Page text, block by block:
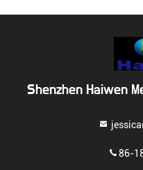
Shenzhen Haiwen
86-